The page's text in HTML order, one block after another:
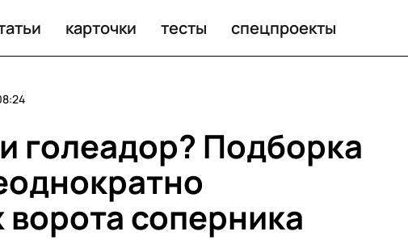
карточки тесты спецпроекты
голеадор? Подборка
соперника